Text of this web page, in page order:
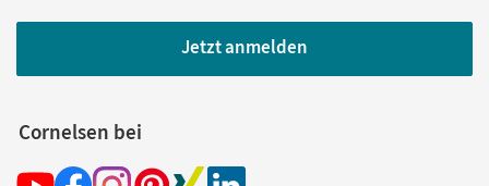
Jetzt anmelden
Cornelsen bei